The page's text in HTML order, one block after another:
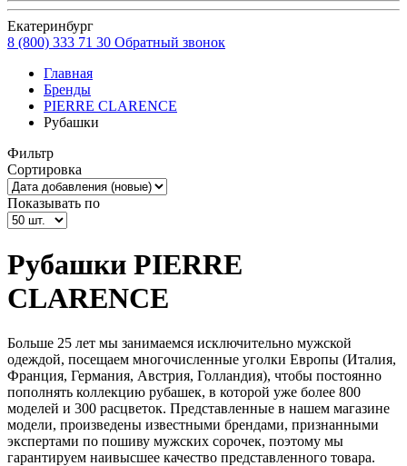
Екатеринбург
8 (800) 333 71 30 Обратный звонок
Главная
Бренды
PIERRE CLARENCE
Рубашки
Фильтр
Сортировка
Показывать по
Рубашки PIERRE
CLARENCE
Больше 25 лет мы занимаемся исключительно мужской
одеждой, посещаем многочисленные уголки Европы (Италия,
Франция, Германия, Австрия, Голландия), чтобы постоянно
пополнять коллекцию рубашек, в которой уже более 800
моделей и 300 расцветок. Представленные в нашем магазине
модели, произведены известными брендами, признанными
экспертами по пошиву мужских сорочек, поэтому мы
гарантируем наивысшее качество представленного товара.